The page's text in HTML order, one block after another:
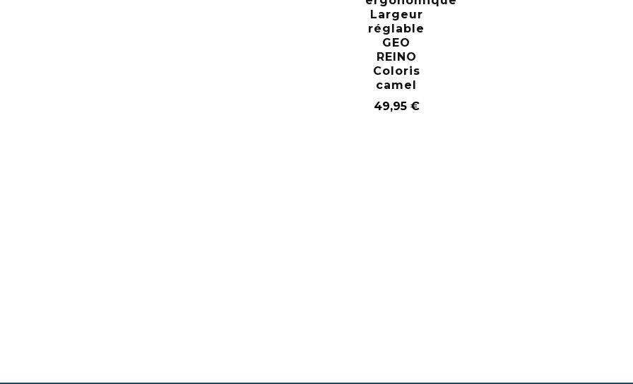
Largeur
réglable
GEO
REINO
Coloris
camel
49,95 €